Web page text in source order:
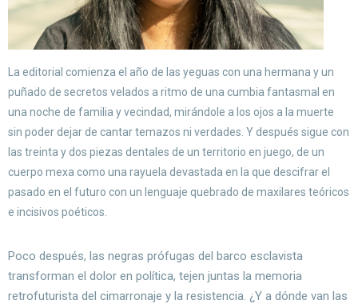
La editorial comienza el año de las yeguas con una hermana y un
puñado de secretos velados a ritmo de una cumbia fantasmal en
una noche de familia y vecindad, mirándole a los ojos a la muerte
sin poder dejar de cantar temazos ni verdades. Y después sigue con
las treinta y dos piezas dentales de un territorio en juego, de un
cuerpo mexa como una rayuela devastada en la que descifrar el
pasado en el futuro con un lenguaje quebrado de maxilares teóricos
e incisivos poéticos.
Poco después, las negras prófugas del barco esclavista
transforman el dolor en política, tejen juntas la memoria
retrofuturista del cimarronaje y la resistencia. ¿Y a dónde van las